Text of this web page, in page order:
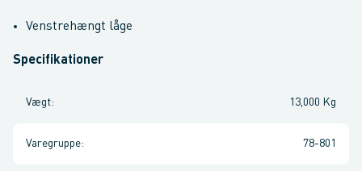
Venstrehængt låge
Specifikationer
Vægt: 13,000 Kg
Varegruppe: 78-801